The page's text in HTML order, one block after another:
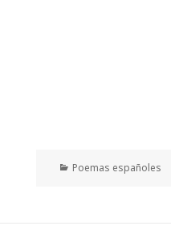
Categorías
Poemas españoles